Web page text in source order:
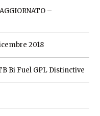
–
2018
Bi Fuel GPL Distinctive